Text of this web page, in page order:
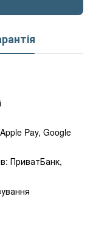
Pay, Google
ПриватБанк,